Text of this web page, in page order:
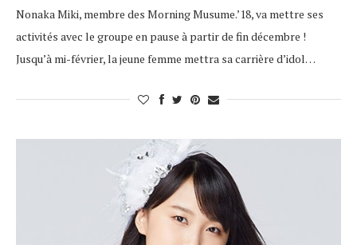
Nonaka Miki, membre des Morning Musume.’18, va mettre ses
activités avec le groupe en pause à partir de fin décembre !
Jusqu’à mi-février, la jeune femme mettra sa carrière d’idol…